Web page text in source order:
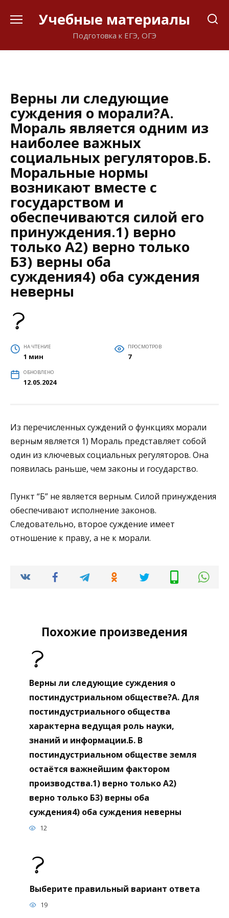
Учебные материалы
Подготовка к ЕГЭ, ОГЭ
Верны ли следующие
суждения о морали?А.
Мораль является одним из
наиболее важных
социальных регуляторов.Б.
Моральные нормы
возникают вместе с
государством и
обеспечиваются силой его
принуждения.1) верно
только А2) верно только
Б3) верны оба
суждения4) оба суждения
неверны
НА ЧТЕНИЕ
1 мин
ПРОСМОТРОВ
7
ОБНОВЛЕНО
12.05.2024
Из перечисленных суждений о функциях морали
верным является 1) Мораль представляет собой
один из ключевых социальных регуляторов. Она
появилась раньше, чем законы и государство.
Пункт “Б” не является верным. Силой принуждения
обеспечивают исполнение законов.
Следовательно, второе суждение имеет
отношение к праву, а не к морали.
Похожие произведения
Верны ли следующие суждения о
постиндустриальном обществе?А. Для
постиндустриального общества
характерна ведущая роль науки,
знаний и информации.Б. В
постиндустриальном обществе земля
остаётся важнейшим фактором
производства.1) верно только А2)
верно только Б3) верны оба
суждения4) оба суждения неверны
12
Выберите правильный вариант ответа
19